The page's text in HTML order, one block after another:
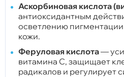
Аскорбиновая кислота
антиоксидантным
осветлению
кожи.
Феруловая кислота—
витамина C, защищает
радикалов и регулирует